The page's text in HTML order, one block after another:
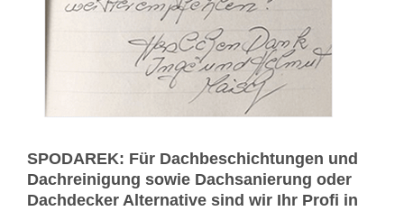
SPODAREK: Für Dachbeschichtungen und
Dachreinigung sowie Dachsanierung oder
Dachdecker Alternative sind wir Ihr Profi in